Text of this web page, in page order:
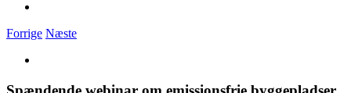
Forrige Næste
billede